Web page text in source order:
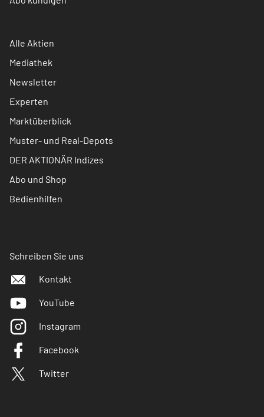
Alle Aktien
Mediathek
Newsletter
Experten
Marktüberblick
Muster- und Real-Depots
DER AKTIONÄR Indizes
Abo und Shop
Bedienhilfen
Schreiben Sie uns
Kontakt
YouTube
Instagram
Facebook
Twitter